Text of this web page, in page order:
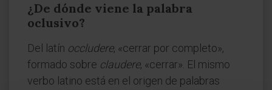
¿De dónde viene la palabra
oclusivo?
Del latín occludere, «cerrar por completo»,
formado sobre claudere, «cerrar». El mismo
verbo latino está en el origen de palabras